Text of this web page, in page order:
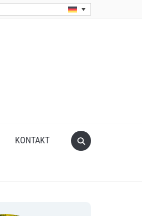
Search
for:
KONTAKT